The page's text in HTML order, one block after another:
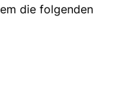
die folgenden